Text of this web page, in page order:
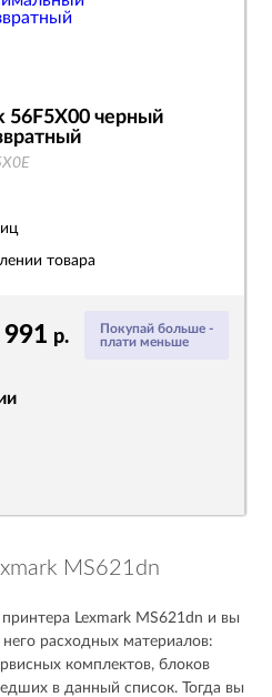
Покупай больше -
плати меньше
р.
56F5X00 черный
товара
MS621dn
Lexmark MS621dn и вы
расходных материалов:
комплектов, блоков
в данный список. Тогда вы